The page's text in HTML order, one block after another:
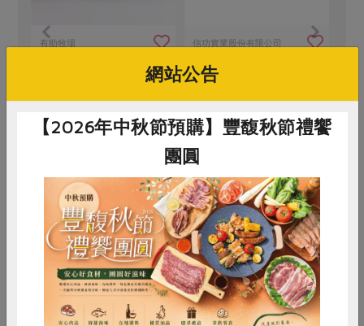
信功實業股份有限公司
培根-300g
葷 冷凍
$210
有助牧場
蛋素 常溫
你可能有興趣的食譜
惜食 RPET 食譜 減硝酸鹽
雞蛋 食安 共同購買
網站公告
【2026年中秋節預購】豐馥秋節禮饗
團圓